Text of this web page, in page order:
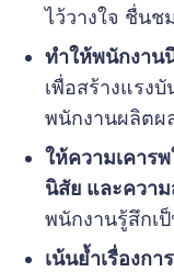
ไว้วางใจ ชื่นช
ทำให้พนักงาน
เพื่อสร้างแรง
พนักงานผลิตผ
ให้ความเคาร
นิสัย และควา
พนักงานรู้สึกเ
เน้นย้ำเรื่องกา